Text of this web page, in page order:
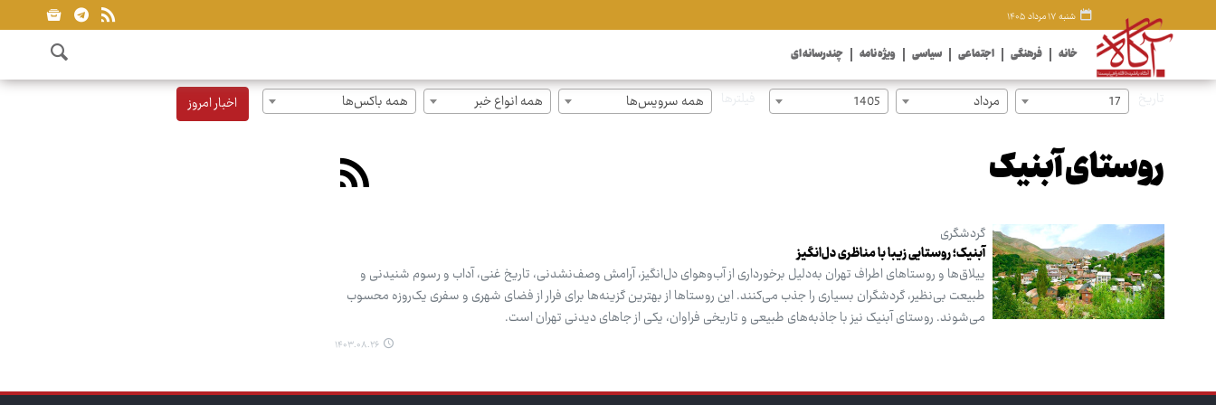
شنبه ۱۷ مرداد ۱۴۰۵
خانه فرهنگی اجتماعی سیاسی ویژه نامه چندرسانه ای
17 مرداد 1405 همه سرویس‌ها همه انواع خبر همه باکس‌ها اخبار امروز
روستای آبنیک
گردشگری
آبنیک؛ روستایی زیبا با مناظری دل‌انگیز
ییلاق‌ها و روستاهای اطراف تهران به‌دلیل برخورداری از آب‌وهوای دل‌انگیز، آرامش وصف‌نشدنی، تاریخ غنی، آداب و رسوم شنیدنی و
طبیعت بی‌نظیر، گردشگران بسیاری را جذب می‌کنند. این روستاها از بهترین گزینه‌ها برای فرار از فضای شهری و سفری یک‌روزه محسوب
می‌شوند. روستای آبنیک نیز با جاذبه‌های طبیعی و تاریخی فراوان، یکی از جاهای دیدنی تهران است.
۱۴۰۳.۰۸.۲۶